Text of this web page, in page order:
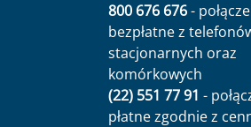
800 676 676-
bezpłatne z
stacjonarnych oraz
komórkowych
(22) 551 77 91 -
płatne zgodnie z